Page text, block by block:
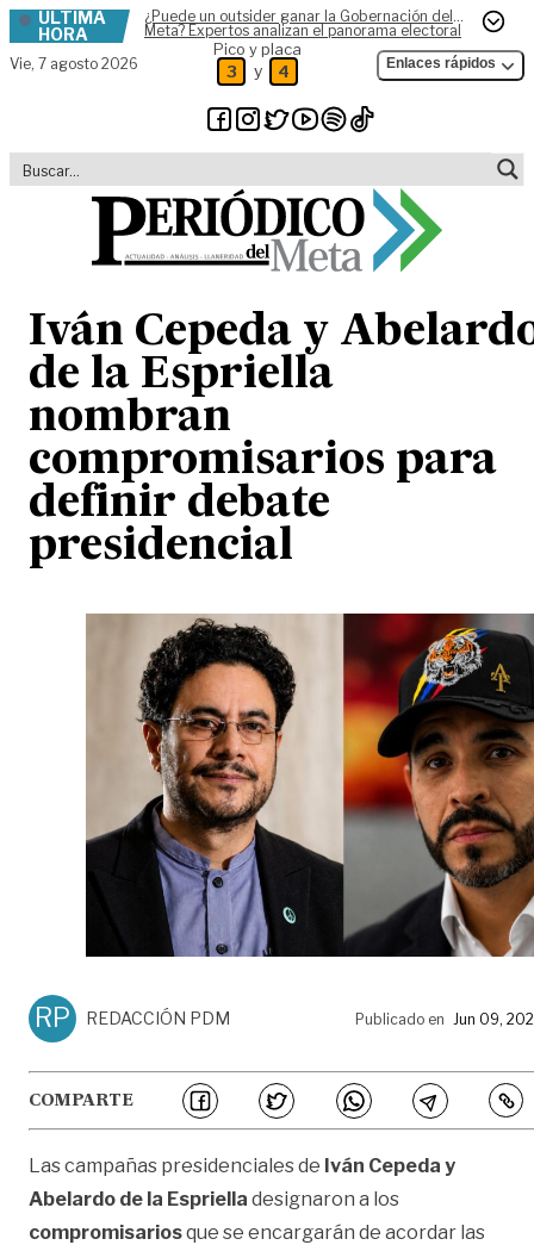
Skip to content
ÚLTIMA
HORA
¿Puede un outsider ganar la Gobernación del
Meta? Expertos analizan el panorama electoral
Vie, 7 agosto 2026
Pico y placa
3 y 4 Enlaces rápidos
Iván Cepeda y
de la Espriella
nombran
compromisarios para
definir debate
presidencial
RP REDACCIÓN PDM Publicado en Jun 09,
COMPARTE
Las campañas presidenciales de Iván Cepeda y
Abelardo de la Espriella designaron a los
compromisariosque se encargarán de acordar las